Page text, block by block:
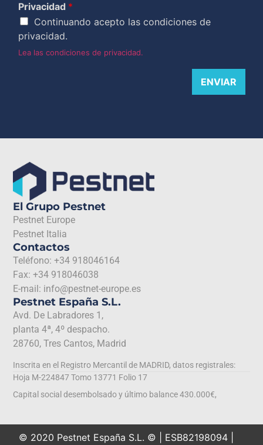
Privacidad *
Continuando acepto las condiciones de
privacidad.
Lea las condiciones de privacidad.
ENVIAR
Pestnet España S.L.
Avd. De Labradores 1,
planta 4ª, 4º despacho.
28760, Tres Cantos, Madrid
Inscrita en el Registro Mercantil de MADRID, datos registrales:
Hoja M-224847 Tomo 13771 Folio 17
Capital social desembolsado y último balance 430.000€,
Contactos
Teléfono: +34 918046164
Fax: +34 918046038
E-mail: info@pestnet-europe.es
El Grupo Pestnet
Pestnet Europe
Pestnet Italia
© 2020 Pestnet España S.L. © | ESB82198094 |